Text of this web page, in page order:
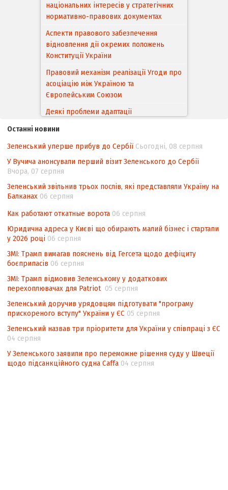
національних інтересів у стратегічних
нормативно-правових документах
Аспекти правового забезпечення
відновлення дії окремих положень
Конституції України
Правовий механізм реалізації Угоди про
асоціацію між Україною та
Європейським Cоюзом
Деякі проблеми адаптації
походження товарів відповідно до
Угоди про торговельні аспекти прав
інтелектуальної власності (TRIPS) у
контексті євроінтеграції
Аналіз виборчого законодавства щодо
невизначеності механізму повторного
Інформаційна безпека суспільства
Останні новини
Зеленський уперше прибув до Сербії Сьогодні, 08 серпня
У Вучича анонсували перший візит Зеленського до Сербії
Вчора, 07 серпня
Зеленський звільнив трьох послів, які представляли Україну на
Балканах 06 серпня
Как работают откатные ворота 06 серпня
Юридична адреса у Києві що обирають малий бізнес і стартапи
у 2026 році 06 серпня
ЗМІ: Трамп вимагав пояснень від Гегсета щодо дефіциту
боєприпасів 06 серпня
ЗМІ: Трамп відмовив Зеленському у додаткових
перехоплювачах для Patriot 05 серпня
Зеленський доручив урядовцям підготувати "програму
прискореного вступу" України у ЄС 05 серпня
Зеленський назвав три пріоритети для України у співпраці з ЄС
04 серпня
У Зеленського заявили про переможне рішення суду у Швеції
щодо підсанкційного судна Caffa 04 серпня